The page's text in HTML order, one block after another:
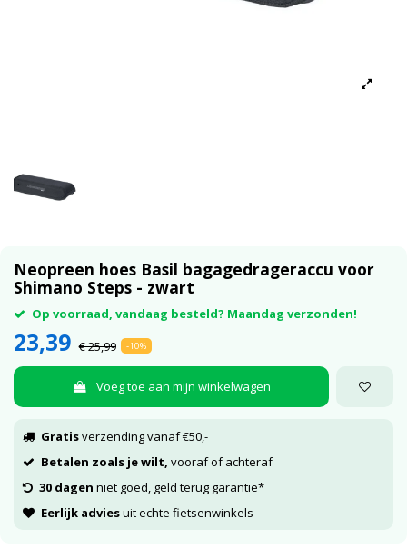
Neopreen hoes Basil bagagedrageraccu voor
Shimano Steps - zwart
Op voorraad, vandaag besteld? Maandag verzonden!
23,39 € 25,99 -10%
Voeg toe aan mijn winkelwagen
Gratisverzending vanaf €50,-
Betalen zoals je wilt, vooraf of achteraf
30 dagen niet goed, geld terug garantie*
Eerlijk adviesuit echte fietsenwinkels